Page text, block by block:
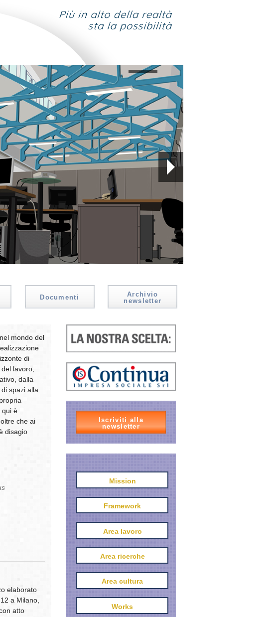
Documenti
Archivio
newsletter
mondo del
di
lavoro,
dalla
spazi alla
qui è
che ai
disagio
elaborato
a Milano,
atto
Iscriviti alla
newsletter
Mission
Framework
Area lavoro
Area ricerche
Area cultura
Works